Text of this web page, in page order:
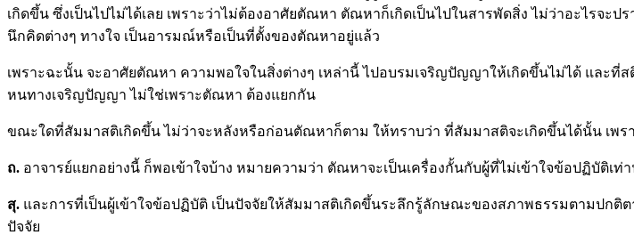
เกิดขึ้น ซึ่งเป็นไปไม่ได้เลย เพราะว่าไม่ต้องอาศัยตัณหา ตัณหาก็เกิดเป็นไปในสารพัดสิ่ง ไม่ว่าอะไรจะ
นึกคิดต่างๆ ทางใจ เป็นอารมณ์หรือเป็นที่ตั้งของตัณหาอยู่แล้ว
เพราะฉะนั้น จะอาศัยตัณหา ความพอใจในสิ่งต่างๆ เหล่านี้ ไปอบรมเจริญปัญญาให้เกิดขึ้นไม่ได้ และ
หนทางเจริญปัญญา ไม่ใช่เพราะตัณหา ต้องแยกกัน
ขณะใดที่สัมมาสติเกิดขึ้น ไม่ว่าจะหลังหรือก่อนตัณหาก็ตาม ให้ทราบว่า ที่สัมมาสติจะเกิดขึ้นได้นั้น เพ
ถ. อาจารย์แยกอย่างนี้ ก็พอเข้าใจบ้าง หมายความว่า ตัณหาจะเป็นเครื่องกั้นกับผู้ที่ไม่เข้าใจข้อปฏิบัติเท่
สุ. และการที่เป็นผู้เข้าใจข้อปฏิบัติ เป็นปัจจัยให้สัมมาสติเกิดขึ้นระลึกรู้ลักษณะของสภาพธรรมตามปกติ
ปัจจัย